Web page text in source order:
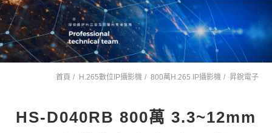
首頁 H.265數位IP攝影機 800萬H.265 IP攝影機 昇銳電子
HS-D040RB 800萬 3.3~12mm